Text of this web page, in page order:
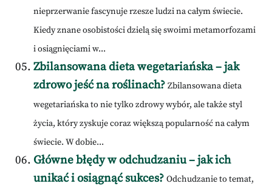
nieprzerwanie fascynuje rzesze ludzi na całym świecie.
Kiedy znane osobistości dzielą się swoimi metamorfozami
i osiągnięciami w...
Zbilansowana dieta wegetariańska – jak
zdrowo jeść na roślinach? Zbilansowana dieta
wegetariańska to nie tylko zdrowy wybór, ale także styl
życia, który zyskuje coraz większą popularność na całym
świecie. W dobie...
Główne błędy w odchudzaniu – jak ich
unikać i osiągnąć sukces? Odchudzanie to temat,